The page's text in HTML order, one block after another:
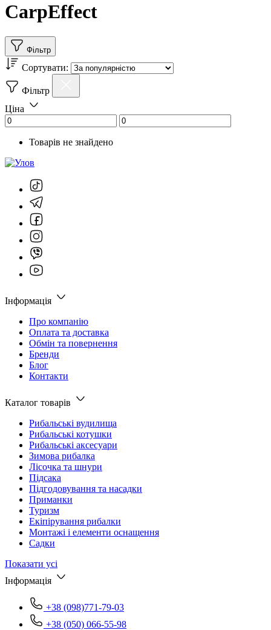
CarpEffect
Фільтр
Сортувати:
Фільтр
Ціна
Товарів не знайдено
Інформація
Про компанію
Оплата та доставка
Обмін та повернення
Бренди
Блог
Контакти
Каталог товарів
Рибальські вудилища
Рибальські котушки
Рибальські аксесуари
Зимова рибалка
Лісочка та шнури
Підсака
Підгодовування та насадки
Приманки
Туризм
Екіпірування рибалки
Монтажі і елементи оснащення
Садки
Показати усі
Інформація
+38 (098)771-79-03
+38 (050) 066-55-98